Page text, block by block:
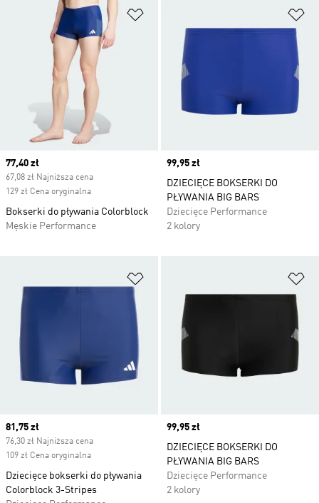
Current price
77,40 zł
67,08 zł Najniższa cena
129 zł Cena oryginalna
Bokserki do pływania Colorblock
Męskie Performance
Price
99,95 zł
DZIECIĘCE BOKSERKI DO
PŁYWANIA BIG BARS
Dziecięce Performance
2 kolory
Current price
81,75 zł
76,30 zł Najniższa cena
109 zł Cena oryginalna
Dziecięce bokserki do pływania
Colorblock 3-Stripes
Price
99,95 zł
DZIECIĘCE BOKSERKI DO
PŁYWANIA BIG BARS
Dziecięce Performance
2 kolory